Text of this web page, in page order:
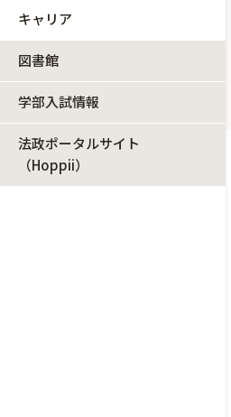
キャリア
図書館
学部入試情報
法政ポータルサイト
（Hoppii）